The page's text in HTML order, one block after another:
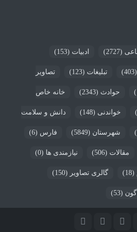
(2727) ادبیات (153)
(403) تبلیغات (123) تصاویر
حوادث (2343) خانه خاص
خواندنی (148) دانش و سلامت
شهرستان (5849) فارس (6)
مقالات (506) نیازمندی ها (0)
(18) گالری تصاویر (150)
(53)